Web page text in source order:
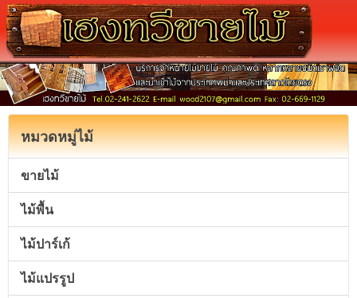
หมวดหมู่ไม้
ขายไม้
ไม้พื้น
ไม้ปาร์เก้
ไม้แปรรูป